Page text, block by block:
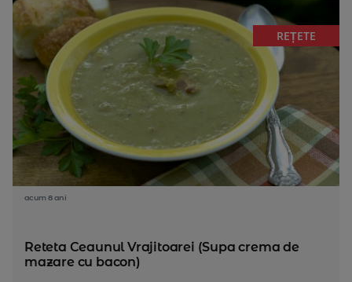
REȚETE
acum 8 ani
Reteta Ceaunul Vrajitoarei (Supa crema de
mazare cu bacon)